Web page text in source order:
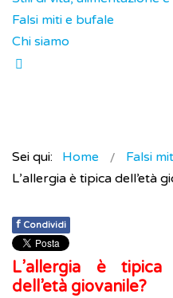
Falsi miti e bufale
Chi siamo
Sei qui: Home Falsi
L’allergia è tipica dell’età
f Condividi
L’allergia è tipica
dell’età giovanile?